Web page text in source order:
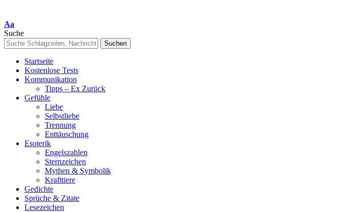
Font
Resizer
Aa
Suche
Startseite
Kostenlose Tests
Kommunikation
Tipps – Ex Zurück
Gefühle
Liebe
Selbstliebe
Trennung
Enttäuschung
Esoterik
Engelszahlen
Sternzeichen
Mythen & Symbolik
Krafttiere
Gedichte
Sprüche & Zitate
Lesezeichen